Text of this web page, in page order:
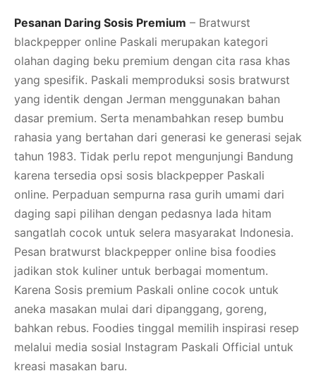
Pesanan Daring Sosis Premium – Bratwurst
blackpepper online Paskali merupakan kategori
olahan daging beku premium dengan cita rasa khas
yang spesifik. Paskali memproduksi sosis bratwurst
yang identik dengan Jerman menggunakan bahan
dasar premium. Serta menambahkan resep bumbu
rahasia yang bertahan dari generasi ke generasi sejak
tahun 1983. Tidak perlu repot mengunjungi Bandung
karena tersedia opsi sosis blackpepper Paskali
online. Perpaduan sempurna rasa gurih umami dari
daging sapi pilihan dengan pedasnya lada hitam
sangatlah cocok untuk selera masyarakat Indonesia.
Pesan bratwurst blackpepper online bisa foodies
jadikan stok kuliner untuk berbagai momentum.
Karena Sosis premium Paskali online cocok untuk
aneka masakan mulai dari dipanggang, goreng,
bahkan rebus. Foodies tinggal memilih inspirasi resep
melalui media sosial Instagram Paskali Official untuk
kreasi masakan baru.